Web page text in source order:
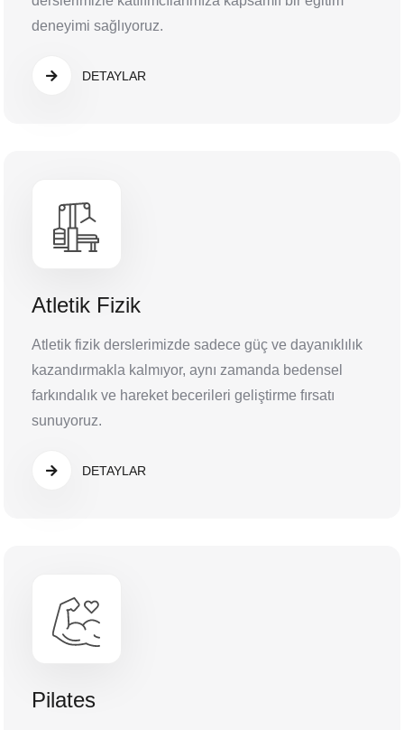
deneyimi sağlıyoruz.
DETAYLAR
Atletik Fizik
Atletik fizik derslerimizde sadece güç ve dayanıklılık
kazandırmakla kalmıyor, aynı zamanda bedensel
farkındalık ve hareket becerileri geliştirme fırsatı
sunuyoruz.
DETAYLAR
Pilates